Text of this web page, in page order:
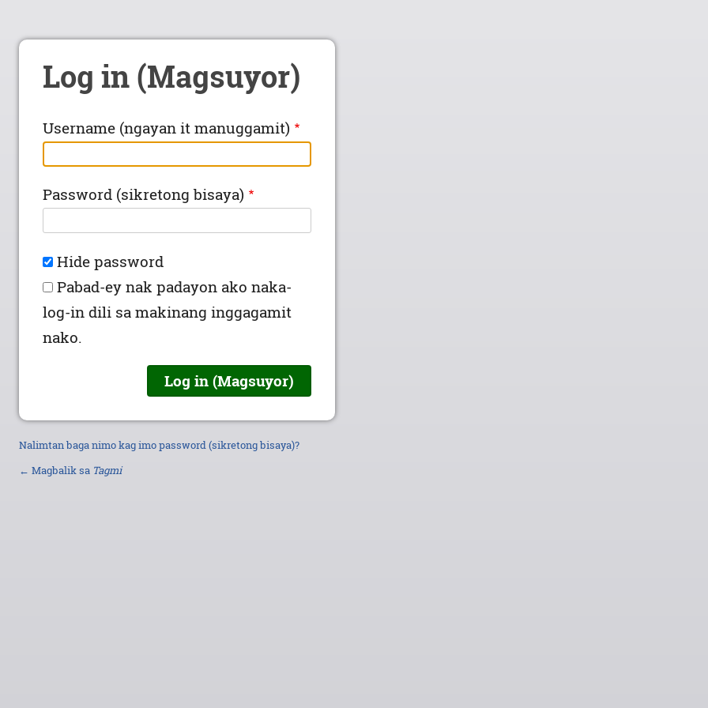
Log in (Magsuyor)
Username (ngayan it manuggamit)
Password (sikretong bisaya)
Hide password
Pabad-ey nak padayon ako naka-
log-in dili sa makinang inggagamit
nako.
Nalimtan baga nimo kag imo password (sikretong bisaya)?
← Magbalik sa Tagmi